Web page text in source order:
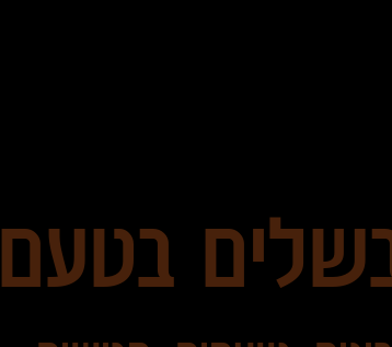
בטעם